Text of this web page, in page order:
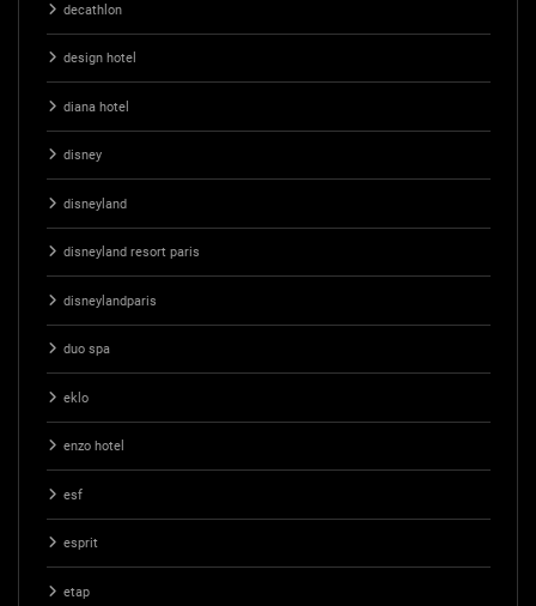
decathlon
design hotel
diana hotel
disney
disneyland
disneyland resort paris
disneylandparis
duo spa
eklo
enzo hotel
esf
esprit
etap